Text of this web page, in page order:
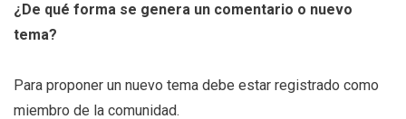
¿De qué forma se genera un comentario o nuevo
tema?
Para proponer un nuevo tema debe estar registrado como
miembro de la comunidad.